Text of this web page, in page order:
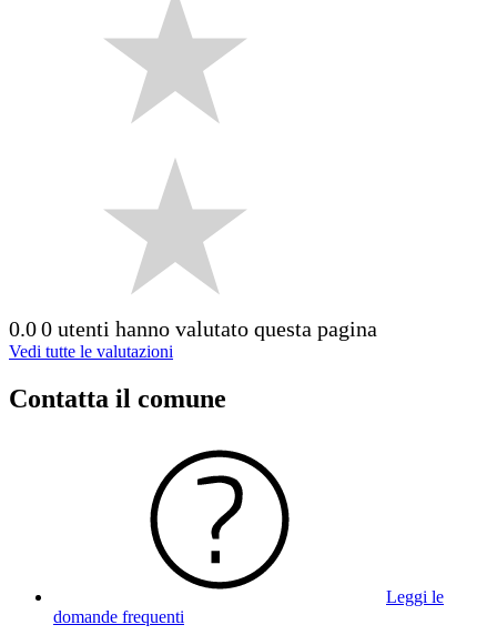
0.00 utenti hanno valutato questa pagina
Vedi tutte le valutazioni
Contatta il comune
Leggi le
domande frequenti